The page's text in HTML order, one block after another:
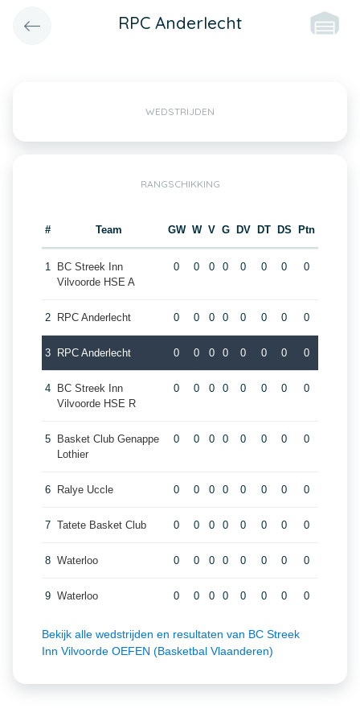
RPC Anderlecht
WEDSTRIJDEN
RANGSCHIKKING
# Team GW W V G DV DT DS Ptn
1
BC Streek Inn
Vilvoorde HSE A
0 0 0 0 0 0 0 0
2 RPC Anderlecht 0 0 0 0 0 0 0 0
3 RPC Anderlecht 0 0 0 0 0 0 0 0
4
BC Streek Inn
Vilvoorde HSE R
0 0 0 0 0 0 0 0
5
Basket Club Genappe
Lothier
0 0 0 0 0 0 0 0
6 Ralye Uccle 0 0 0 0 0 0 0 0
7 Tatete Basket Club 0 0 0 0 0 0 0 0
8 Waterloo 0 0 0 0 0 0 0 0
9 Waterloo 0 0 0 0 0 0 0 0
Bekijk alle wedstrijden en resultaten van BC Streek
Inn Vilvoorde OEFEN (Basketbal Vlaanderen)